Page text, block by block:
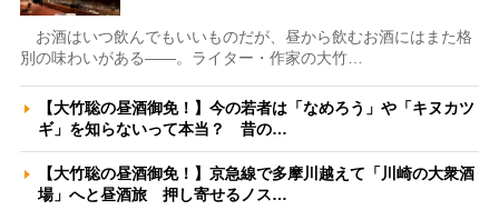
お酒はいつ飲んでもいいものだが、昼から飲むお酒にはまた格
別の味わいがある――。ライター・作家の大竹…
【大竹聡の昼酒御免！】今の若者は「なめろう」や「キヌカツ
ギ」を知らないって本当？ 昔の…
【大竹聡の昼酒御免！】京急線で多摩川越えて「川崎の大衆酒
場」へと昼酒旅 押し寄せるノス…